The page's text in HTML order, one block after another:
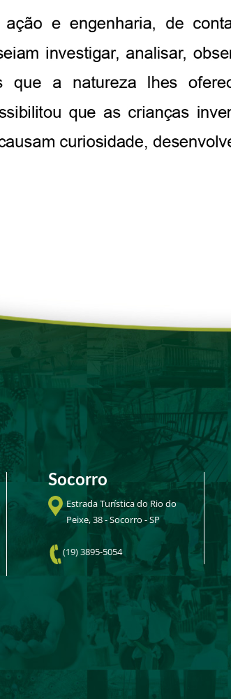
Socorro
Estrada Turística do Rio do
Peixe, 38 - Socorro - SP
(19) 3895-5054